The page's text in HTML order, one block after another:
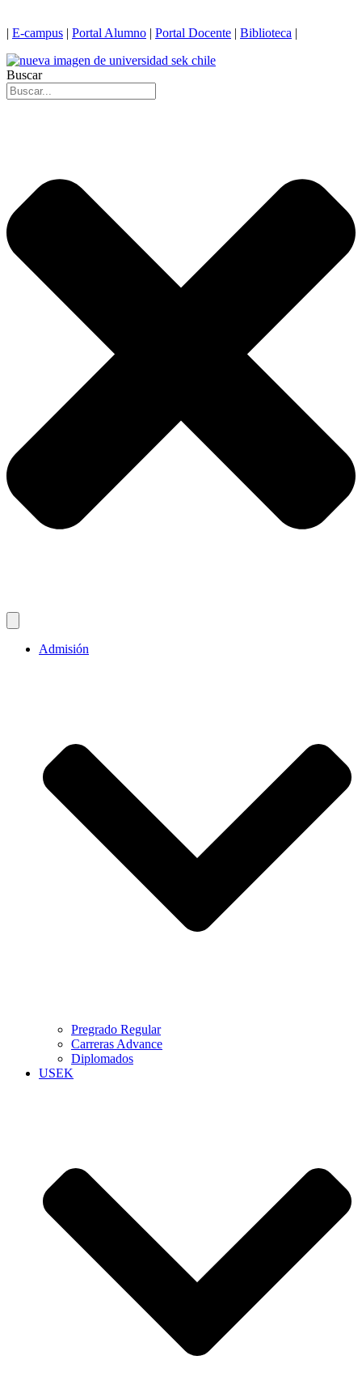
| E-campus | Portal Alumno | Portal Docente | Biblioteca |
Buscar
Admisión
Pregrado Regular
Carreras Advance
Diplomados
USEK